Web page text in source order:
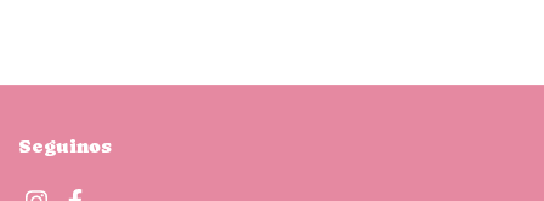
Seguinos